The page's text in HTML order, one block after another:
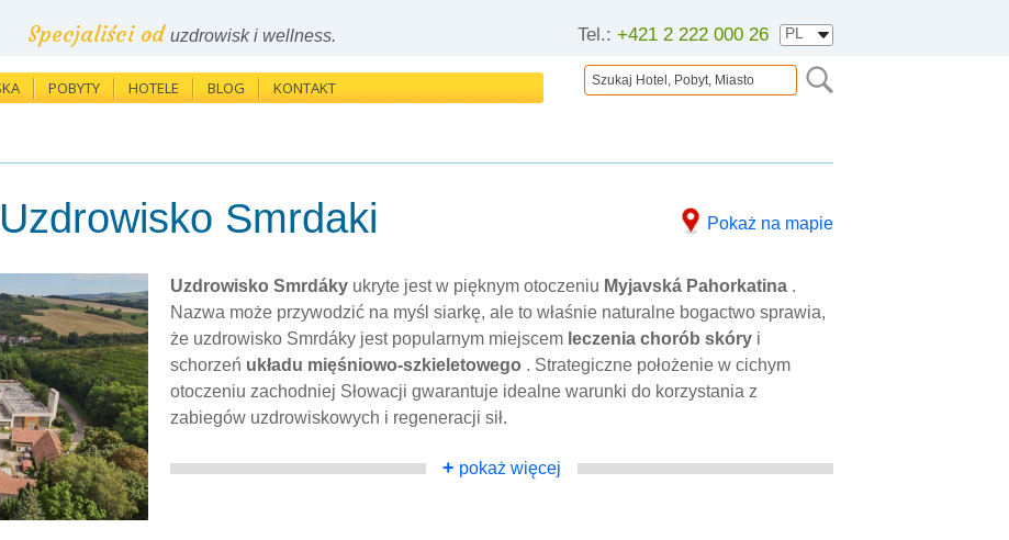
Tel.: +421 2 222 000 26
Specjaliści oduzdrowisk i wellness.
POBYTY HOTELE BLOG KONTAKT
Pokaż na mapie
Uzdrowisko Smrdaki
Uzdrowisko Smrdáky ukryte jest w pięknym otoczeniu Myjavská Pahorkatina .
Nazwa może przywodzić na myśl siarkę, ale to właśnie naturalne bogactwo sprawia,
że uzdrowisko Smrdáky jest popularnym miejscem leczenia chorób skóry i
schorzeń układu mięśniowo-szkieletowego . Strategiczne położenie w cichym
otoczeniu zachodniej Słowacji gwarantuje idealne warunki do korzystania z
zabiegów uzdrowiskowych i regeneracji sił.
+ pokaż więcej